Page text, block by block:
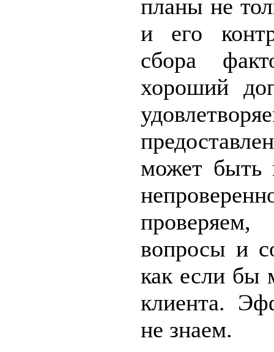
планы не
и его
сбора
хороший
может быть
вопросы и
как если бы
клиента.
не знаем.